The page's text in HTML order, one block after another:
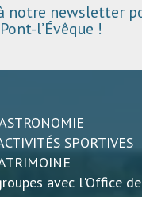
notre newsletter
l’Évêque !
SPORTIVES
avec l'Office de